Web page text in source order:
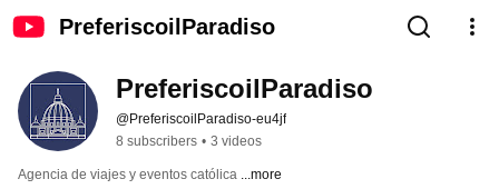
PreferiscoilParadiso
PreferiscoilParadiso
@PreferiscoilParadiso-eu4jf
8 subscribers • 3 videos
Agencia de viajes y eventos católica ...more